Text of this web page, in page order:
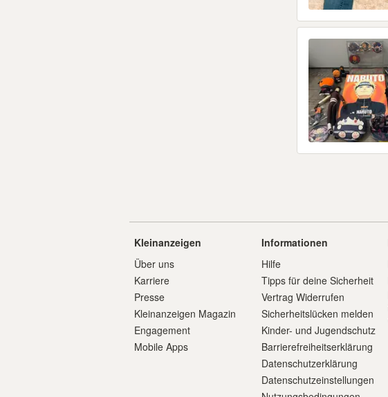
Kleinanzeigen
Über uns
Karriere
Presse
Kleinanzeigen Magazin
Engagement
Mobile Apps
Informationen
Hilfe
Tipps für deine Sicherheit
Vertrag Widerrufen
Sicherheitslücken melden
Kinder- und Jugendschutz
Barrierefreiheitserklärung
Datenschutzerklärung
Datenschutzeinstellungen